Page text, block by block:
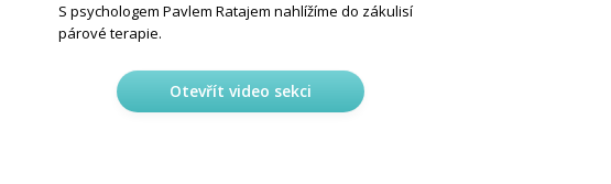
S psychologem Pavlem Ratajem nahlížíme do zákulisí
párové terapie.
Otevřít video sekci